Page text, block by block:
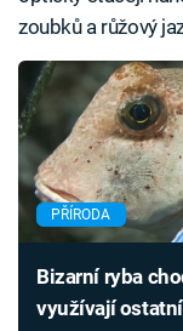
zoubků a růžový
PŘÍRODA
Bizarní ryba
využívají